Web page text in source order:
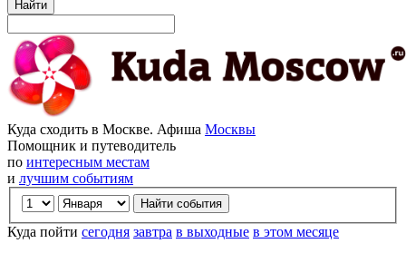
Найти
Куда сходить в Москве. Афиша Москвы
Помощник и путеводитель
по интересным местам
и лучшим событиям
Куда пойти сегодня завтра в выходные в этом месяце